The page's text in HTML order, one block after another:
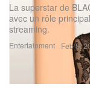
Entertainment
La superstar de
avec un rôle
streaming.
Feb 8,